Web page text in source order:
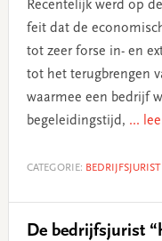
Recentelijk werd op
feit dat de
tot zeer forse in- en
tot het terugbrengen
waarmee een bedrijf
begeleidingstijd, ...
CATEGORIE:
De bedrijfsjurist